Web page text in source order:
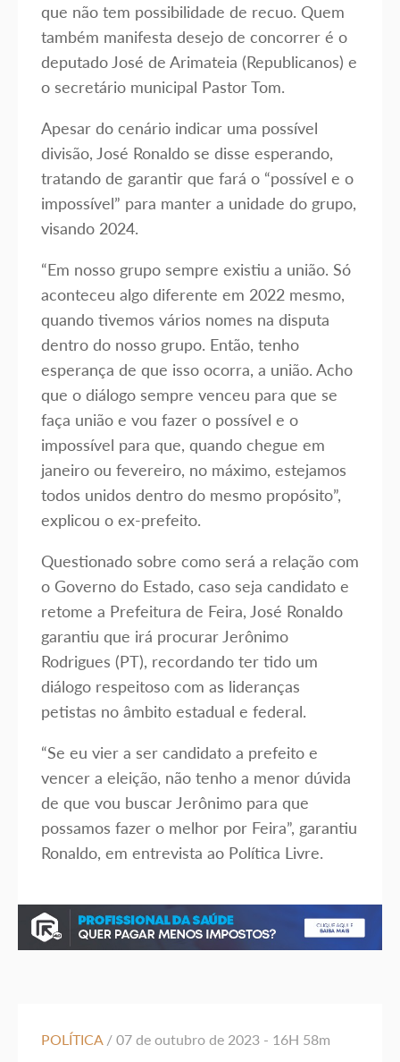
que não tem possibilidade de recuo. Quem
também manifesta desejo de concorrer é o
deputado José de Arimateia (Republicanos) e
o secretário municipal Pastor Tom.
Apesar do cenário indicar uma possível
divisão, José Ronaldo se disse esperando,
tratando de garantir que fará o “possível e o
impossível” para manter a unidade do grupo,
visando 2024.
“Em nosso grupo sempre existiu a união. Só
aconteceu algo diferente em 2022 mesmo,
quando tivemos vários nomes na disputa
dentro do nosso grupo. Então, tenho
esperança de que isso ocorra, a união. Acho
que o diálogo sempre venceu para que se
faça união e vou fazer o possível e o
impossível para que, quando chegue em
janeiro ou fevereiro, no máximo, estejamos
todos unidos dentro do mesmo propósito”,
explicou o ex-prefeito.
Questionado sobre como será a relação com
o Governo do Estado, caso seja candidato e
retome a Prefeitura de Feira, José Ronaldo
garantiu que irá procurar Jerônimo
Rodrigues (PT), recordando ter tido um
diálogo respeitoso com as lideranças
petistas no âmbito estadual e federal.
“Se eu vier a ser candidato a prefeito e
vencer a eleição, não tenho a menor dúvida
de que vou buscar Jerônimo para que
possamos fazer o melhor por Feira”, garantiu
Ronaldo, em entrevista ao Política Livre.
POLÍTICA/ 07 de outubro de 2023 - 16H 58m